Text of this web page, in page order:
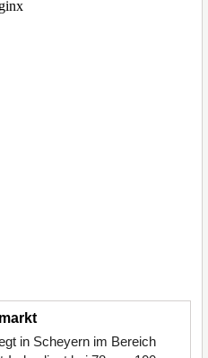
in Scheyern im Bereich